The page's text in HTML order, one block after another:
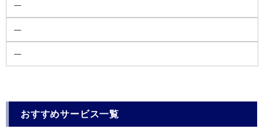
―
―
―
おすすめサービス一覧